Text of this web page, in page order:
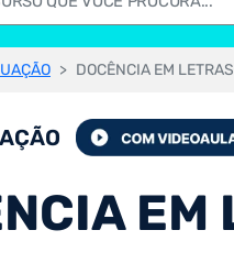
DOCÊNCIA EM
EM